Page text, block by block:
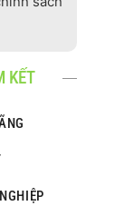
KẾT